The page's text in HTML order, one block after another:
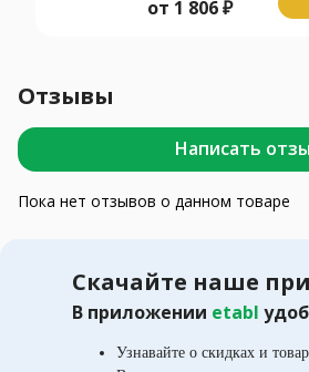
от 1 806₽
Отзывы
Написать
Пока нет отзывов о данном товаре
Скачайте наше
В приложении etabl
Узнавайте о скидках и